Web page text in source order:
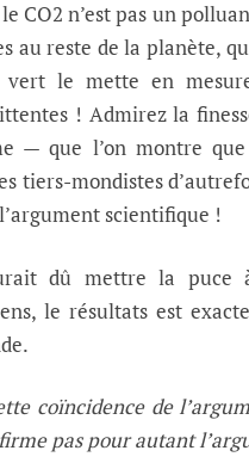
CO2 n’est pas un
au reste de la planète,
le mette en
! Admirez la
— que l’on montre
tiers-mondistes
scientifique !
dû mettre la puce
le résultats est
coïncidence de
pas pour autant